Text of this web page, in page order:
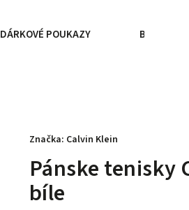
DÁRKOVÉ POUKAZY BLACK
Pánske tenisky
bíle
Značka: Calvin Klein